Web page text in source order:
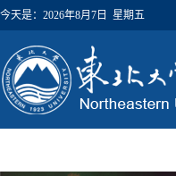
今天是： 2026年8月7日 星期五